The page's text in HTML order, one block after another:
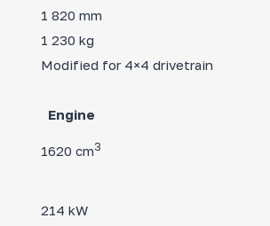
1 820 mm
1 230 kg
Modified for 4×4 drivetrain
Engine
1620 cm3
214 kW